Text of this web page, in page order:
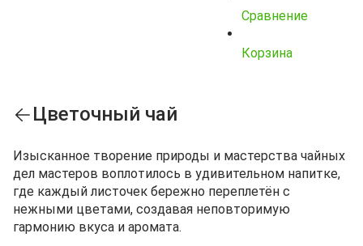
Сравнение
Корзина
Цветочный чай
Изысканное творение природы и мастерства чайных
дел мастеров воплотилось в удивительном напитке,
где каждый листочек бережно переплетён с
нежными цветами, создавая неповторимую
гармонию вкуса и аромата.